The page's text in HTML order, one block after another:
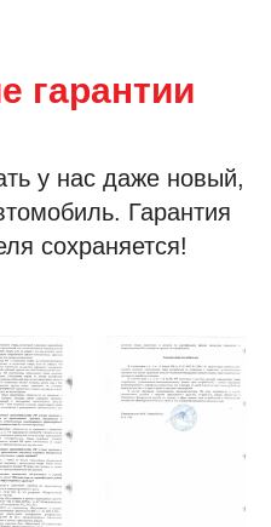
гарантии
у нас даже новый,
Гарантия
сохраняется!